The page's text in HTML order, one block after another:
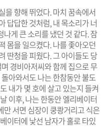
을 향해 뛰었다. 마치 꿈속에서
답답한 것처럼, 내 목소리가 너
게 큰 소리를 냈던 것 같다. 잠
몸을 일으켰다. 나를 좇아오던
딴청을 피웠다. 그 아이들도 당
경비아저씨와 함께 집으로 무
아와서도 나는 한참동안 불도
내가 몇 호에 살고 있는지 들켜
이후, 나는 한동안 엘리베이터
서면 심장이 쿵쾅거리고 식은
이터에 낯선 남자가 홀로 타있